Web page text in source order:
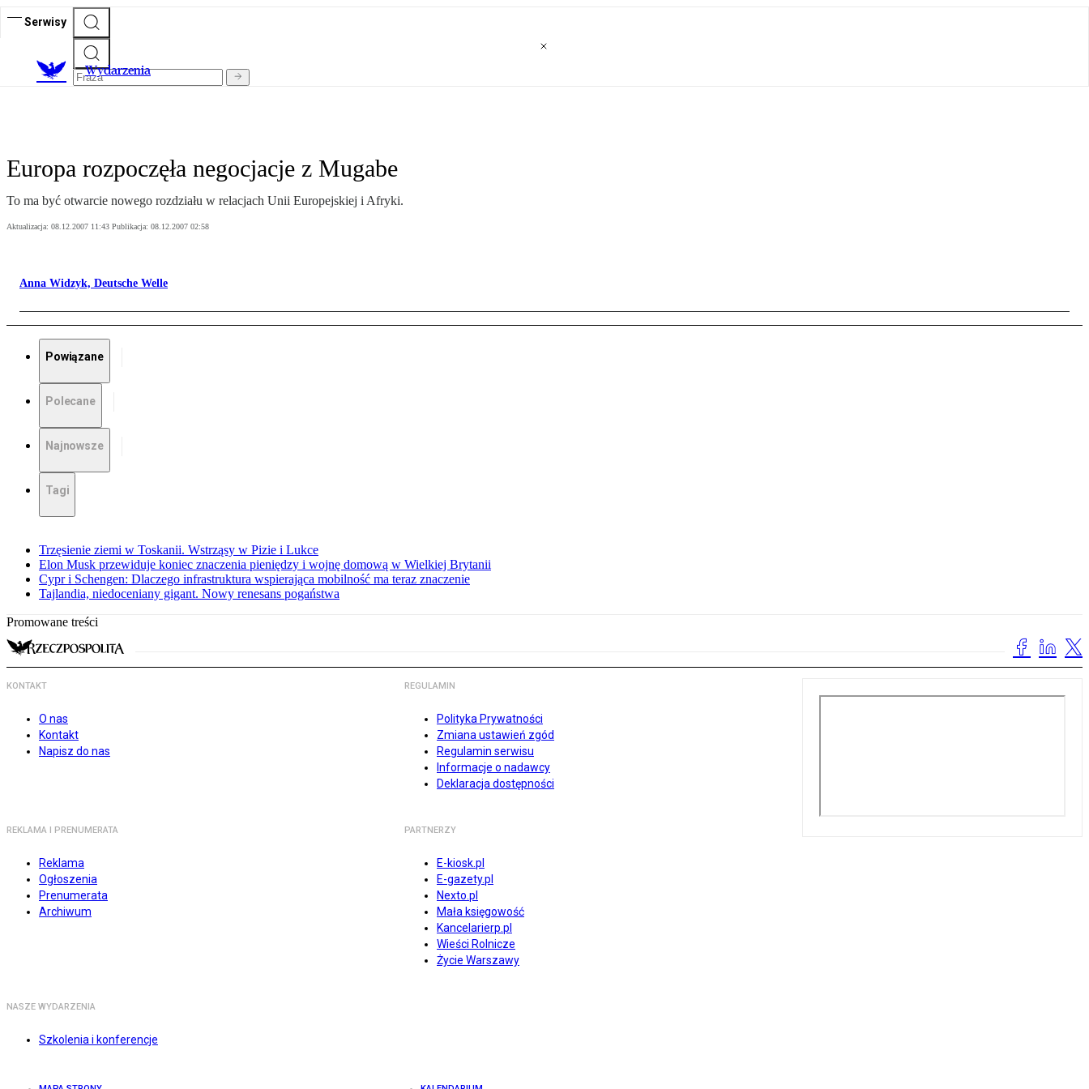
Serwisy
Wydarzenia
Europa rozpoczęła negocjacje z Mugabe
To ma być otwarcie nowego rozdziału w relacjach Unii Europejskiej i Afryki.
Aktualizacja: 08.12.2007 11:43 Publikacja: 08.12.2007 02:58
Anna Widzyk, Deutsche Welle
Powiązane
Polecane
Najnowsze
Tagi
Trzęsienie ziemi w Toskanii. Wstrząsy w Pizie i Lukce
Elon Musk przewiduje koniec znaczenia pieniędzy i wojnę domową w Wielkiej Brytanii
Cypr i Schengen: Dlaczego infrastruktura wspierająca mobilność ma teraz znaczenie
Tajlandia, niedoceniany gigant. Nowy renesans pogaństwa
Promowane treści
KONTAKT
O nas
Kontakt
Napisz do nas
REGULAMIN
Polityka Prywatności
Zmiana ustawień zgód
Regulamin serwisu
Informacje o nadawcy
Deklaracja dostępności
REKLAMA I PRENUMERATA
Reklama
Ogłoszenia
Prenumerata
Archiwum
PARTNERZY
E-kiosk.pl
E-gazety.pl
Nexto.pl
Mała księgowość
Kancelarierp.pl
Wieści Rolnicze
Życie Warszawy
NASZE WYDARZENIA
Szkolenia i konferencje